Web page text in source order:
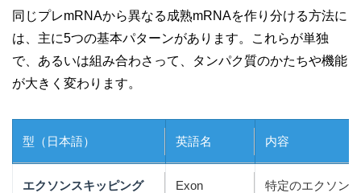
同じプレmRNAから異なる成熟mRNAを作り分ける方法に
は、主に5つの基本パターンがあります。これらが単独
で、あるいは組み合わさって、タンパク質のかたちや機能
が大きく変わります。
型（日本語） 英語名 内容
エクソンスキッピング
Exon
特定のエクソン